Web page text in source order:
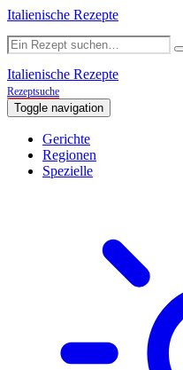
Italienische Rezepte
Italienische Rezepte
Rezeptsuche
Toggle navigation
Gerichte
Regionen
Spezielle